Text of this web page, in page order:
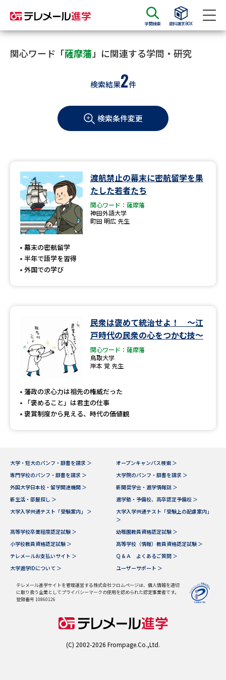
学問検索 資料請求BOX
資料請求 資料検索
大学・短大の資料種類から請求
学部・学科パンフ
過去問題集
大学・短大以外の資料から請求
専門学校の資料請求 大学院の資料請求
留学・進学関連、塾・予備校
高等学校（情報）教員資格認定
大学で学べる内容や特徴を調べる
データサイエンス特集 奨学金・特待生制度特集
デジタルパンフレット 進路の３択
（高3生用）
（高2生用）
SELFBRAND特集ページ
オープンキャンパスなどを調べる
関心ワード「薩摩藩」に関連する学問・研究
検索結果2件
検索条件変更
渡航禁止の幕末に密航留学を果
たした若者たち
関心ワード：薩摩藩
神田外語大学
町田 明広 先生
幕末の密航留学
半年で語学を習得
外国での学び
民衆は褒めて統治せよ！ ～江
戸時代の民衆の心をつかむ技～
関心ワード：薩摩藩
鳥取大学
岸本 覚 先生
藩政の求心力は祖先の権威だった
「褒めること」は君主の仕事
褒賞制度から見える、時代の価値観
大学・短大のパンフ・願書を請求 ＞
オープンキャンパス検索 ＞
専門学校のパンフ・願書を請求 ＞
大学院のパンフ・願書を請求 ＞
外国大学日本校・留学関連機関 ＞
新聞奨学会・進学情報誌 ＞
新生活・部屋探し ＞
進学塾・予備校、高卒認定予備校 ＞
大学入学共通テスト「受験案内」 ＞
大学入学共通テスト「受験上の配慮案内」
＞
高等学校卒業程度認定試験 ＞
幼稚園教員資格認定試験 ＞
小学校教員資格認定試験 ＞
高等学校（情報）教員資格認定試験 ＞
テレメールお支払いサイト ＞
Ｑ＆Ａ よくあるご質問 ＞
大学進学IDについて ＞
ユーザーサポート ＞
テレメール進学サイトを管理運営する株式会社フロムページは、個人情報を適切
に取り扱う企業としてプライバシーマークの使用を認められた認定事業者です。
登録番号 10860126
(C) 2002-2026 Frompage.Co.,Ltd.